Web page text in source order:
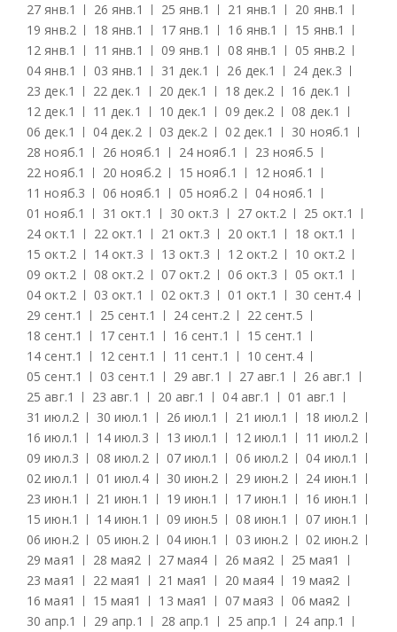
27 янв.1 26 янв.1 25 янв.1 21 янв.1 20 янв.1
19 янв.2 18 янв.1 17 янв.1 16 янв.1 15 янв.1
12 янв.1 11 янв.1 09 янв.1 08 янв.1 05 янв.2
04 янв.1 03 янв.1 31 дек.1 26 дек.1 24 дек.3
23 дек.1 22 дек.1 20 дек.1 18 дек.2 16 дек.1
12 дек.1 11 дек.1 10 дек.1 09 дек.2 08 дек.1
06 дек.1 04 дек.2 03 дек.2 02 дек.1 30 нояб.1
28 нояб.1 26 нояб.1 24 нояб.1 23 нояб.5
22 нояб.1 20 нояб.2 15 нояб.1 12 нояб.1
11 нояб.3 06 нояб.1 05 нояб.2 04 нояб.1
01 нояб.1 31 окт.1 30 окт.3 27 окт.2 25 окт.1
24 окт.1 22 окт.1 21 окт.3 20 окт.1 18 окт.1
15 окт.2 14 окт.3 13 окт.3 12 окт.2 10 окт.2
09 окт.2 08 окт.2 07 окт.2 06 окт.3 05 окт.1
04 окт.2 03 окт.1 02 окт.3 01 окт.1 30 сент.4
29 сент.1 25 сент.1 24 сент.2 22 сент.5
18 сент.1 17 сент.1 16 сент.1 15 сент.1
14 сент.1 12 сент.1 11 сент.1 10 сент.4
05 сент.1 03 сент.1 29 авг.1 27 авг.1 26 авг.1
25 авг.1 23 авг.1 20 авг.1 04 авг.1 01 авг.1
31 июл.2 30 июл.1 26 июл.1 21 июл.1 18 июл.2
16 июл.1 14 июл.3 13 июл.1 12 июл.1 11 июл.2
09 июл.3 08 июл.2 07 июл.1 06 июл.2 04 июл.1
02 июл.1 01 июл.4 30 июн.2 29 июн.2 24 июн.1
23 июн.1 21 июн.1 19 июн.1 17 июн.1 16 июн.1
15 июн.1 14 июн.1 09 июн.5 08 июн.1 07 июн.1
06 июн.2 05 июн.2 04 июн.1 03 июн.2 02 июн.2
29 мая1 28 мая2 27 мая4 26 мая2 25 мая1
23 мая1 22 мая1 21 мая1 20 мая4 19 мая2
16 мая1 15 мая1 13 мая1 07 мая3 06 мая2
30 апр.1 29 апр.1 28 апр.1 25 апр.1 24 апр.1